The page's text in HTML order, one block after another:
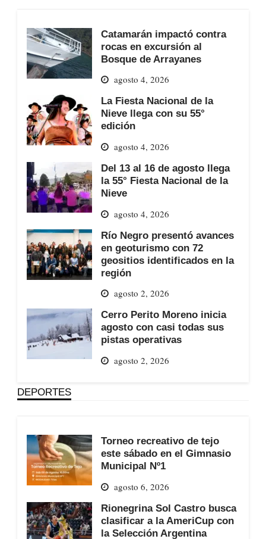
Catamarán impactó contra
rocas en excursión al
Bosque de Arrayanes
agosto 4, 2026
La Fiesta Nacional de la
Nieve llega con su 55°
edición
agosto 4, 2026
Del 13 al 16 de agosto llega
la 55° Fiesta Nacional de la
Nieve
agosto 4, 2026
Río Negro presentó avances
en geoturismo con 72
geositios identificados en la
región
agosto 2, 2026
Cerro Perito Moreno inicia
agosto con casi todas sus
pistas operativas
agosto 2, 2026
DEPORTES
Torneo recreativo de tejo
este sábado en el Gimnasio
Municipal Nº1
agosto 6, 2026
Rionegrina Sol Castro busca
clasificar a la AmeriCup con
la Selección Argentina